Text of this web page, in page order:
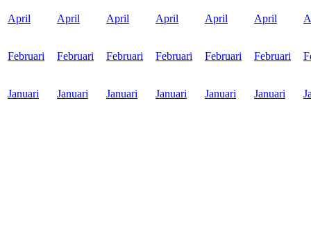
April April April April April April
Februari Februari Februari Februari Februari Februari
Januari Januari Januari Januari Januari Januari